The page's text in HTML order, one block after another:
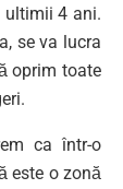
ultimii 4 ani.
se va lucra
oprim toate
ca într-o
este o zonă